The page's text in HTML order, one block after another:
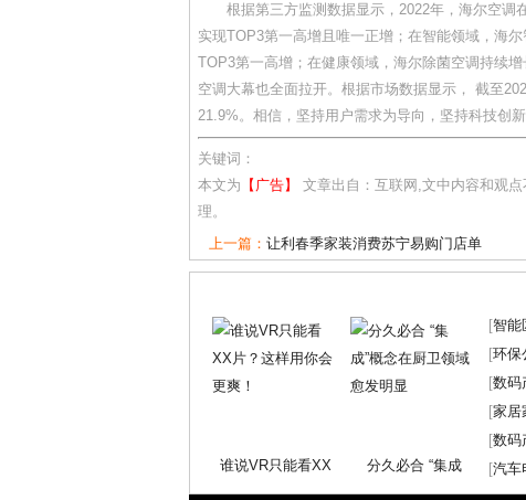
根据第三方监测数据显示，2022年，海尔空调
实现TOP3第一高增且唯一正增；在智能领域，海
TOP3第一高增；在健康领域，海尔除菌空调持续
空调大幕也全面拉开。根据市场数据显示， 截至
21.9%。相信，坚持用户需求为导向，坚持科技创
关键词：
本文为 【广告】
文章出自：互联网,文中内容和观
理。
上一篇： 让利春季家装消费苏宁易购门店单
谁说VR只能看XX 分久必合 “集成
[智能
[环保
[数码
[家居
[数码
[汽车